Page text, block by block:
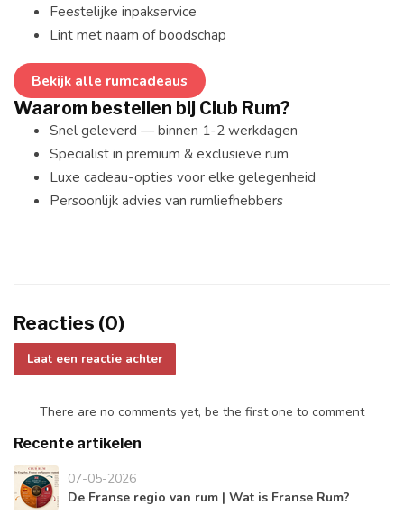
Feestelijke inpakservice
Lint met naam of boodschap
Bekijk alle rumcadeaus
Waarom bestellen bij Club Rum?
Snel geleverd — binnen 1-2 werkdagen
Specialist in premium & exclusieve rum
Luxe cadeau-opties voor elke gelegenheid
Persoonlijk advies van rumliefhebbers
Reacties (0)
Laat een reactie achter
There are no comments yet, be the first one to comment
Recente artikelen
07-05-2026
De Franse regio van rum | Wat is Franse Rum?